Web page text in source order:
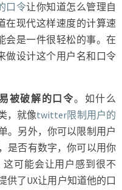
口令让你知道怎么管理自
在现代这样速度的计算速
会是一件很轻松的事。在
做设计这个用户名和口令
被破解的口令。如什么
，就像twitter限制用户的
。另外，你可以限制用户
是否有数字，你可以用你
可能会让用户感到很不
供了UX让用户知道他的口